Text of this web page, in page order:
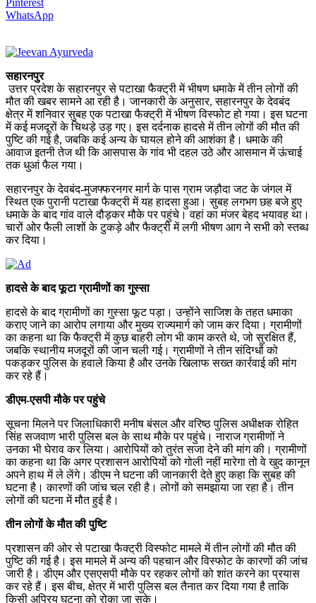
WhatsApp
सहारनपुर
उत्तर प्रदेश के सहारनपुर से पटाखा फैक्ट्री में भीषण धमाके में तीन लोगों की
मौत की खबर सामने आ रही है। जानकारी के अनुसार, सहारनपुर के देवबंद
क्षेत्र में शनिवार सुबह एक पटाखा फैक्ट्री में भीषण विस्फोट हो गया। इस घटना
में कई मजदूरों के चिथड़े उड़ गए। इस दर्दनाक हादसे में तीन लोगों की मौत की
पुष्टि की गई है, जबकि कई अन्य के घायल होने की आशंका है। धमाके की
आवाज इतनी तेज थी कि आसपास के गांव भी दहल उठे और आसमान में ऊंचाई
तक धुआं फैल गया।
सहारनपुर के देवबंद-मुजफ्फरनगर मार्ग के पास ग्राम जड़ौदा जट के जंगल में
स्थित एक पुरानी पटाखा फैक्ट्री में यह हादसा हुआ। सुबह लगभग छह बजे हुए
धमाके के बाद गांव वाले दौड़कर मौके पर पहुंचे। वहां का मंजर बेहद भयावह था।
चारों ओर फैली लाशों के टुकड़े और फैक्ट्री में लगी भीषण आग ने सभी को स्तब्ध
कर दिया।
हादसे के बाद फूटा ग्रामीणों का गुस्सा
हादसे के बाद ग्रामीणों का गुस्सा फूट पड़ा। उन्होंने साजिश के तहत धमाका
कराए जाने का आरोप लगाया और मुख्य राज्यमार्ग को जाम कर दिया। ग्रामीणों
का कहना था कि फैक्ट्री में कुछ बाहरी लोग भी काम करते थे, जो सुरक्षित हैं,
जबकि स्थानीय मजदूरों की जान चली गई। ग्रामीणों ने तीन संदिग्धों को
पकड़कर पुलिस के हवाले किया है और उनके खिलाफ सख्त कार्रवाई की मांग
कर रहे हैं।
डीएम-एसपी मौके पर पहुंचे
सूचना मिलने पर जिलाधिकारी मनीष बंसल और वरिष्ठ पुलिस अधीक्षक रोहित
सिंह सजवाण भारी पुलिस बल के साथ मौके पर पहुंचे। नाराज ग्रामीणों ने
उनका भी घेराव कर लिया। आरोपियों को तुरंत सजा देने की मांग की। ग्रामीणों
का कहना था कि अगर प्रशासन आरोपियों को गोली नहीं मारेगा तो वे खुद कानून
अपने हाथ में ले लेंगे। डीएम ने घटना की जानकारी देते हुए कहा कि सुबह की
घटना है। कारणों की जांच चल रही है। लोगों को समझाया जा रहा है। तीन
लोगों की घटना में मौत हुई है।
तीन लोगों के मौत की पुष्टि
प्रशासन की ओर से पटाखा फैक्ट्री विस्फोट मामले में तीन लोगों की मौत की
पुष्टि की गई है। इस मामले में अन्य की पहचान और विस्फोट के कारणों की जांच
जारी है। डीएम और एसएसपी मौके पर रहकर लोगों को शांत करने का प्रयास
कर रहे हैं। इस बीच, क्षेत्र में भारी पुलिस बल तैनात कर दिया गया है ताकि
किसी अप्रिय घटना को रोका जा सके।